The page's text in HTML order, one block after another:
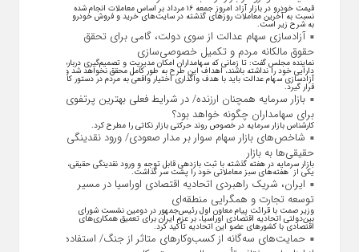
قیمت خودرو در بازار آزاد امروز جمعه ۱۶ مرداد بر اساس معاملات انجام شده
نسبت به آخرین معاملات روز‌های گذشته در سایت‌های خرید و فروش خودرو
به شرح زیر است.
آزادسازی سهام عدالت از سوی دولت، گامی برای تحقق
حقوق مالکانه مردم و تکمیل خصوصی‌سازی
نماینده مجلس گفت: تا زمانی که سهامداران امکان مدیریت و تصمیم‌گیری درباره
دارایی خود را نداشته باشند، اهداف این طرح به طور کامل محقق نخواهد شد و
آزادسازی سهام عدالت باید با هدف واگذاری اختیار واقعی به مردم در دستور کار
قرار گیرد.
بازار سرمایه همچنان ارزنده/ در شرایط فعلی بهترین پرتفوی
برای سهامداران چگونه خواهد بود؟
کارشناس بازار سرمایه در خصوص روند حرکتی بازار نکاتی را مطرح کرد.
شاخص‌های بازار سهام سوار بر مدار صعودی/ ورود نقدینگی
حقیقی‌ها به بازار
بازار سرمایه در هفته گذشته با ثبت بازدهی قابل توجه و ورود نقدینگی حقیقی،
یکی از هفته‌های سبز معاملاتی خود را پشت سر گذاشت.
ایران، شریک راهبردی اتحادیه اقتصادی اوراسیا در مسیر
توسعه تجارت و همگرایی منطقه‌ای
وزیر صمت با قرائت پیام معاون اول رئیس‌جمهور در دومین نشست شورای
بین‌دولتی اتحادیه اقتصادی اوراسیا، بر عزم ایران برای تعمیق همکاری‌های
اقتصادی با کشورهای عضو این اتحادیه تأکید کرد.
حمایت‌های سه‌گانه از کسب‌وکارهای متاثر از جنگ/ استفاده